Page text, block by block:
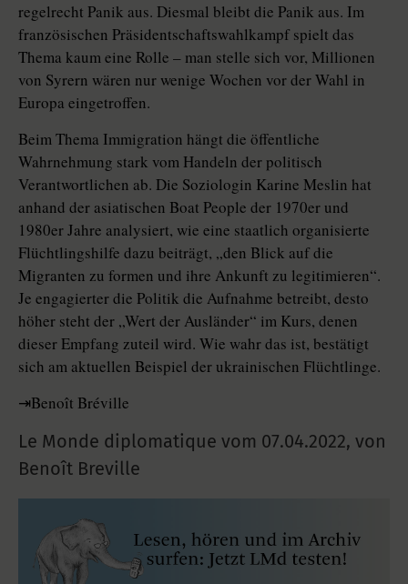
regelrecht Panik aus. Diesmal bleibt die Panik aus. Im
französischen Präsidentschaftswahlkampf spielt das
Thema kaum eine Rolle – man stelle sich vor, Millionen
von Syrern wären nur wenige Wochen vor der Wahl in
Europa eingetroffen.
Beim Thema Immigration hängt die öffentliche
Wahrnehmung stark vom Handeln der politisch
Verantwortlichen ab. Die Soziologin Karine Meslin hat
anhand der asiatischen Boat People der 1970er und
1980er Jahre analysiert, wie eine staatlich organisierte
Flüchtlingshilfe dazu beiträgt, „den Blick auf die
Migranten zu formen und ihre Ankunft zu legitimieren“.
Je engagierter die Politik die Aufnahme betreibt, desto
höher steht der „Wert der Ausländer“ im Kurs, denen
dieser Empfang zuteil wird. Wie wahr das ist, bestätigt
sich am aktuellen Beispiel der ukrainischen Flüchtlinge.
⇥Benoît Bréville
Le Monde diplomatique vom 07.04.2022, von
Benoît Breville